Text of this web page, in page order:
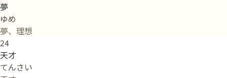
夢
ゆめ
夢、理想
24
天才
てんさい